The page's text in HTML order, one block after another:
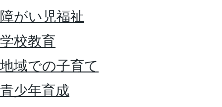
障がい児福祉
学校教育
地域での子育て
青少年育成